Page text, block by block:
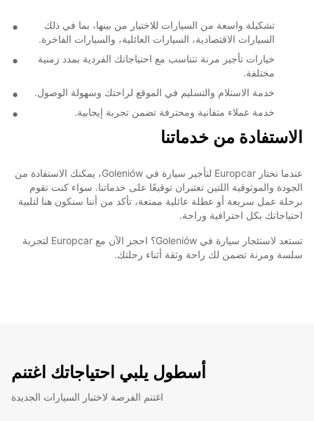
تشكيلة واسعة من السيارات للاختيار من بينها، بما في ذلك
السيارات الاقتصادية، السيارات العائلية، والسيارات الفاخرة.
خيارات تأجير مرنة تتناسب مع احتياجاتك الفردية بمدد زمنية
مختلفة.
خدمة الاستلام والتسليم في الموقع لراحتك وسهولة الوصول.
خدمة عملاء متفانية ومحترفة تضمن تجربة إيجابية.
الاستفادة من خدماتنا
عندما تختار Europcar لتأجير سيارة في Goleniów، يمكنك الاستفادة من
الجودة والموثوقية اللتين تعتبران توقيعًا على خدماتنا. سواء كنت تقوم
برحلة عمل سريعة أو عطلة عائلية ممتعة، تأكد من أننا سنكون هنا لتلبية
احتياجاتك بكل احترافية وراحة.
تستعد لاستئجار سيارة في Goleniów؟ احجز الآن مع Europcar لتجربة
سلسة ومرنة تضمن لك راحة وثقة أثناء رحلتك.
أسطول يلبي احتياجاتك اغتنم
اغتنم الفرصة لاختبار السيارات الجديدة